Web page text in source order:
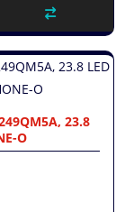
23.8
O